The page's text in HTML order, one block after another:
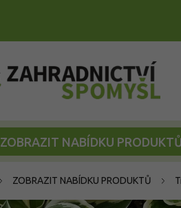
ZOBRAZIT NABÍDKU PRODUKTŮ
ZOBRAZIT NABÍDKU PRODUKTŮ